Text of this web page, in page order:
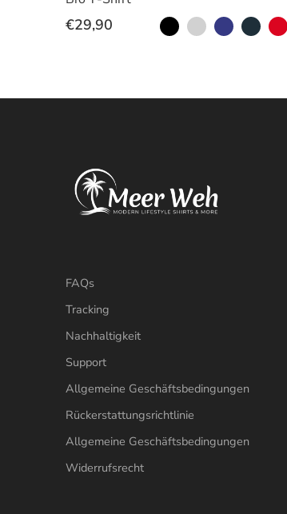
€29,90
FAQs
Tracking
Nachhaltigkeit
Support
Allgemeine Geschäftsbedingungen
Rückerstattungsrichtlinie
Allgemeine Geschäftsbedingungen
Widerrufsrecht